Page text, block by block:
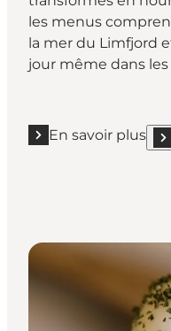
les menus
la mer du Limfjord
jour même dans
En savoir plus
En savoir plus